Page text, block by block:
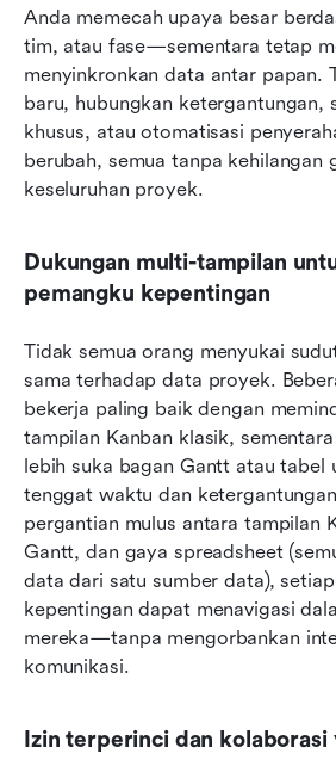
Anda memecah upaya besar
tim, atau fase—sementara tetap
menyinkronkan data antar papan.
baru, hubungkan ketergantungan,
khusus, atau otomatisasi
berubah, semua tanpa kehilangan
keseluruhan proyek.
Dukungan multi-tampilan
pemangku kepentingan
Tidak semua orang menyukai
sama terhadap data proyek.
bekerja paling baik dengan
tampilan Kanban klasik,
lebih suka bagan Gantt atau tabel
tenggat waktu dan
pergantian mulus antara tampilan
Gantt, dan gaya spreadsheet
data dari satu sumber data),
kepentingan dapat menavigasi
mereka—tanpa mengorbankan
komunikasi.
Izin terperinci dan kolaborasi